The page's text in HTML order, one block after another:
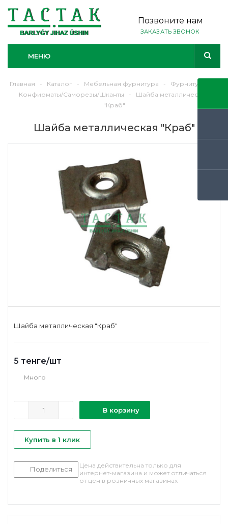
Позвоните нам
ЗАКАЗАТЬ ЗВОНОК
МЕНЮ
Главная - Каталог - Мебельная фурнитура - Фурнитура
Конфирматы/Саморезы/Шканты
-
Шайба металлическая
"Краб"
Шайба металлическая "Краб"
Шайба металлическая "Краб"
5 тенге/шт
Много
В корзину
Купить в 1 клик
Поделиться
Цена действительна только для
интернет-магазина и может отличаться
от цен в розничных магазинах